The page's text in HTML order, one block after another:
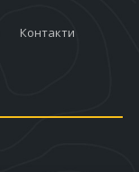
Контакти